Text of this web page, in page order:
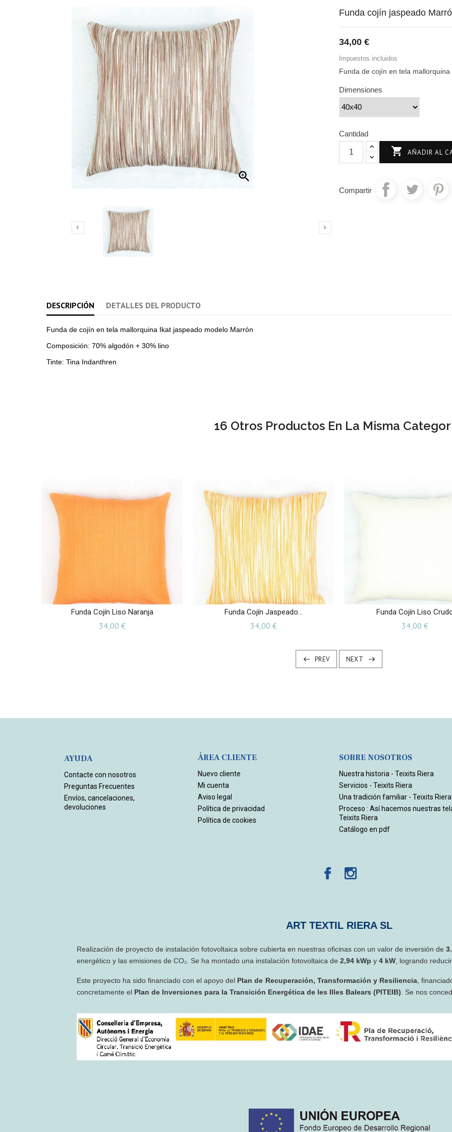

 
Funda cojín jaspeado
34,00 €
Impuestos incluidos
Funda de cojín en tela
Dimensiones
Cantidad
 AÑADIR AL
Compartir
DESCRIPCIÓN DETALLES DEL PRODUCTO
Funda de cojín en tela mallorquina Ikat jaspeado modelo Marrón
Composición: 70% algodón + 30% lino
Tinte: Tina Indanthren
16 Otros Productos En La Misma
Funda Cojín Liso Naranja
34,00 €Precio
Funda Cojín Jaspeado...
34,00 €Precio
Funda Cojín Liso
34,00 €Precio
PREV NEXT
AYUDA
Contacte con nosotros
Preguntas Frecuentes
Envíos, cancelaciones,
devoluciones
ÁREA CLIENTE
Nuevo cliente
Mi cuenta
Aviso legal
Política de privacidad
Política de cookies
SOBRE NOSOTROS
Nuestra historia - Teixits Riera
Servicios - Teixits Riera
Una tradición familiar - Teixits Riera
Proceso : Así hacemos nuestras
Teixits Riera
Catálogo en pdf
ART TEXTIL RIERA SL
Realización de proyecto de instalación fotovoltaica sobre cubierta en nuestras oficinas con un valor de inversión de
energético y las emisiones de CO₂. Se ha montado una instalación fotovoltaica de 2,94 kWp y 4 kW, logrando
Este proyecto ha sido financiado con el apoyo del Plan de Recuperación, Transformación y Resiliencia,
concretamente el Plan de Inversiones para la Transición Energética de les Illes Balears (PITEIB). Se nos